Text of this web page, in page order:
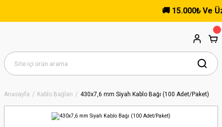
🚚 15.000₺ Ve
Anasayfa Kablo Bağları 430x7,6 mm Siyah Kablo Bağı (100 Adet/Paket)